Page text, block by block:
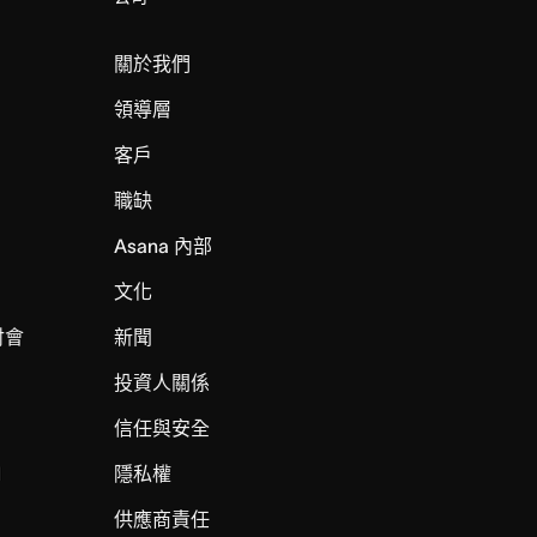
會
關於我們
領導層
客戶
職缺
Asana 內部
文化
新聞
投資人關係
信任與安全
隱私權
供應商責任